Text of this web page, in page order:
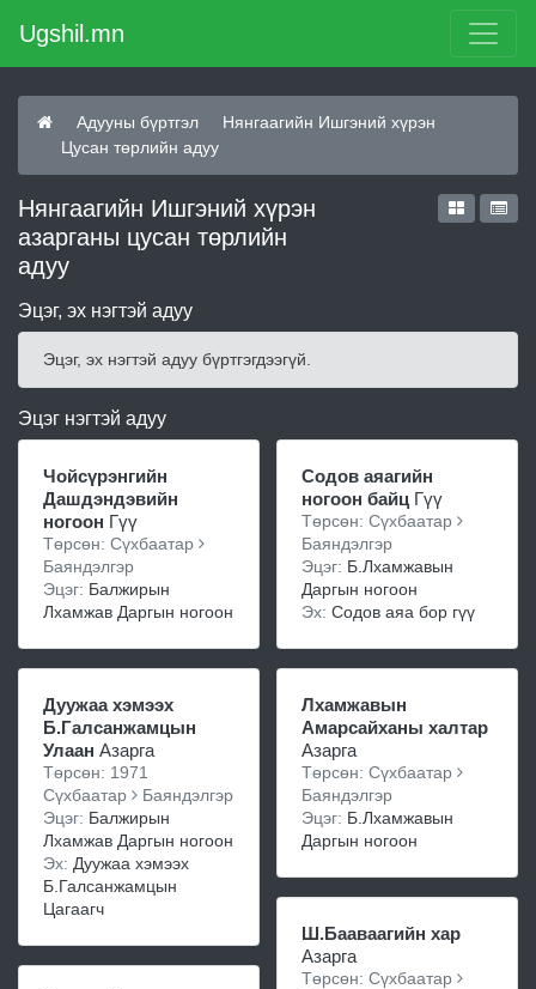
Ugshil.mn
Адууны бүртгэл
Нянгаагийн Ишгэний хүрэн
Цусан төрлийн адуу
Нянгаагийн Ишгэний хүрэн
азарганы цусан төрлийн
адуу
Эцэг, эх нэгтэй адуу
Эцэг, эх нэгтэй адуу бүртгэгдээгүй.
Эцэг нэгтэй адуу
Чойсүрэнгийн
Дашдэндэвийн
ногоон Гүү
Төрсөн: Сүхбаатар
Баяндэлгэр
Эцэг: Балжирын
Лхамжав Даргын ногоон
Дуужаа хэмээх
Б.Галсанжамцын
Улаан Азарга
Төрсөн: 1971
Сүхбаатар
Баяндэлгэр
Эцэг: Балжирын
Лхамжав Даргын ногоон
Эх: Дуужаа хэмээх
Б.Галсанжамцын
Цагаагч
Содов аяагийн
ногоон байц Гүү
Төрсөн: Сүхбаатар
Баяндэлгэр
Эцэг: Б.Лхамжавын
Даргын ногоон
Эх: Содов аяа бор гүү
Лхамжавын
Амарсайханы халтар
Азарга
Төрсөн: Сүхбаатар
Баяндэлгэр
Эцэг: Б.Лхамжавын
Даргын ногоон
Ш.Бааваагийн хар
Азарга
Төрсөн: Сүхбаатар